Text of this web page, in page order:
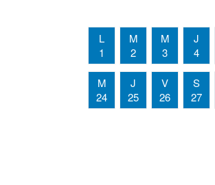
L
1
M
2
M
3
J
4
M
24
J
25
V
26
S
27